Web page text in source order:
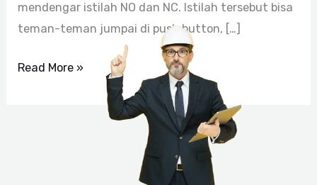
mendengar istilah NO dan NC. Istilah tersebut bisa
teman-teman jumpai di push button, […]
Read More »